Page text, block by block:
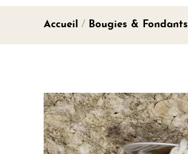
Accueil / Bougies & Fondants